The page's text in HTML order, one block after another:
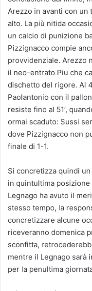
Arezzo in avanti con
alto. La più nitida
un calcio di punizione
Pizzignacco compie
provvidenziale. Arezzo
il neo-entrato Piu che
dischetto del rigore. Al
Paolantonio con il
resiste fino al 51’,
ormai scaduto: Sussi
dove Pizzignacco non
finale di 1-1.
Si concretizza quindi
in quintultima posizione
Legnago ha avuto il
stesso tempo, la
concretizzare alcune
riceveranno domenica
sconfitta,
mentre il Legnago sarà
per la penultima